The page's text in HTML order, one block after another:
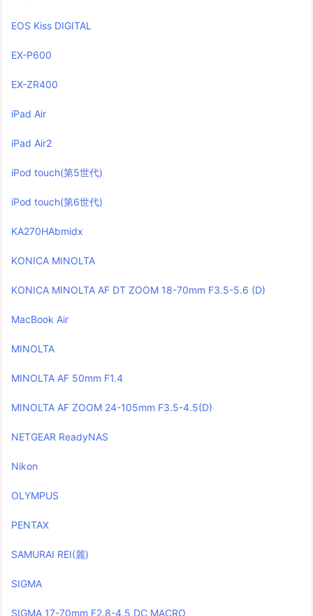
EOS Kiss DIGITAL
EX-P600
EX-ZR400
iPad Air
iPad Air2
iPod touch(第5世代)
iPod touch(第6世代)
KA270HAbmidx
KONICA MINOLTA
KONICA MINOLTA AF DT ZOOM 18-70mm F3.5-5.6 (D)
MacBook Air
MINOLTA
MINOLTA AF 50mm F1.4
MINOLTA AF ZOOM 24-105mm F3.5-4.5(D)
NETGEAR ReadyNAS
Nikon
OLYMPUS
PENTAX
SAMURAI REI(麗)
SIGMA
SIGMA 17-70mm F2.8-4.5 DC MACRO